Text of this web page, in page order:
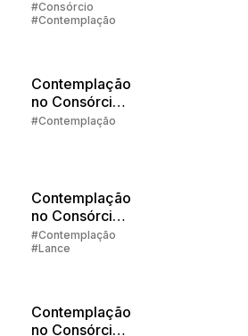
#Consórcio
#Contemplação
Contemplação
no Consórcio
Parte 5:
#Contemplação
Contemplação
no Consórcio
Parte 4: Tipos
de Lances
#Contemplação
#Lance
Contemplação
no Consórcio